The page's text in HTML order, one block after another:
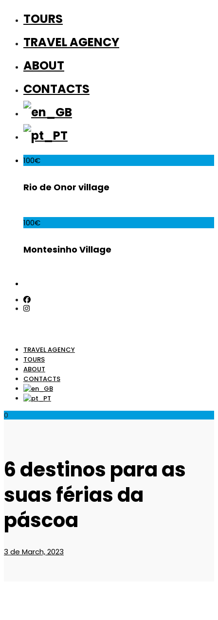
TOURS
TRAVEL AGENCY
ABOUT
CONTACTS
100€
Rio de Onor village
100€
Montesinho Village
TRAVEL AGENCY
TOURS
ABOUT
CONTACTS
0
6 destinos para as
suas férias da
páscoa
3 de March, 2023